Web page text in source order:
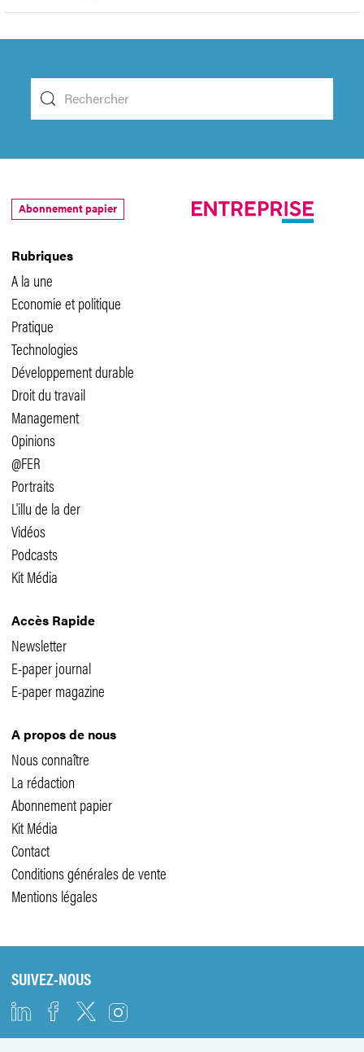
Rubriques
A la une
Economie et politique
Pratique
Technologies
Développement durable
Droit du travail
Management
Opinions
@FER
Portraits
L'illu de la der
Vidéos
Podcasts
Kit Média
Accès Rapide
Newsletter
E-paper journal
E-paper magazine
A propos de nous
Nous connaître
La rédaction
Abonnement papier
Kit Média
Contact
Conditions générales de vente
Mentions légales
Abonnement papier
SUIVEZ-NOUS